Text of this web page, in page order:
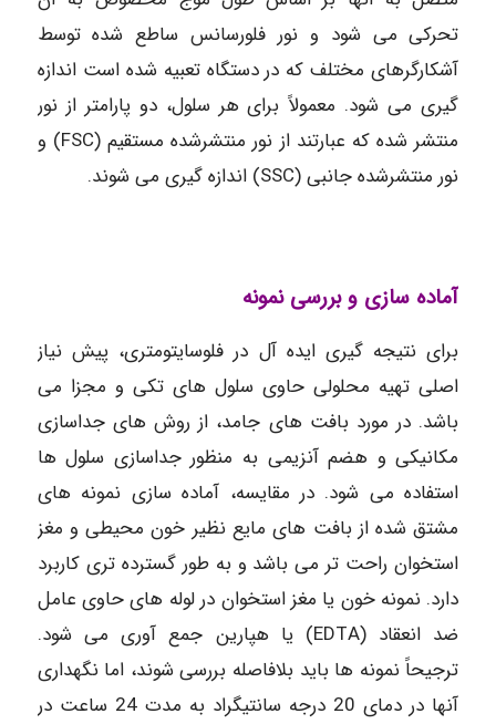
تحرکی می شود و نور فلورسانس ساطع شده توسط
آشکارگرهای مختلف که در دستگاه تعبیه شده است اندازه
گیری می شود. معمولاً برای هر سلول، دو پارامتر از نور
منتشر شده که عبارتند از نور منتشرشده مستقیم (FSC) و
نور منتشرشده جانبی (SSC) اندازه گیری می شوند.
آماده سازی و بررسی نمونه
برای نتیجه گیری ایده آل در فلوسایتومتری، پیش نیاز
اصلی تهیه محلولی حاوی سلول های تکی و مجزا می
باشد. در مورد بافت های جامد، از روش های جداسازی
مکانیکی و هضم آنزیمی به منظور جداسازی سلول ها
استفاده می شود. در مقایسه، آماده سازی نمونه های
مشتق شده از بافت های مایع نظیر خون محیطی و مغز
استخوان راحت تر می باشد و به طور گسترده تری کاربرد
دارد. نمونه خون یا مغز استخوان در لوله های حاوی عامل
ضد انعقاد (EDTA) یا هپارین جمع آوری می شود.
ترجیحاً نمونه ها باید بلافاصله بررسی شوند، اما نگهداری
آنها در دمای 20 درجه سانتیگراد به مدت 24 ساعت در